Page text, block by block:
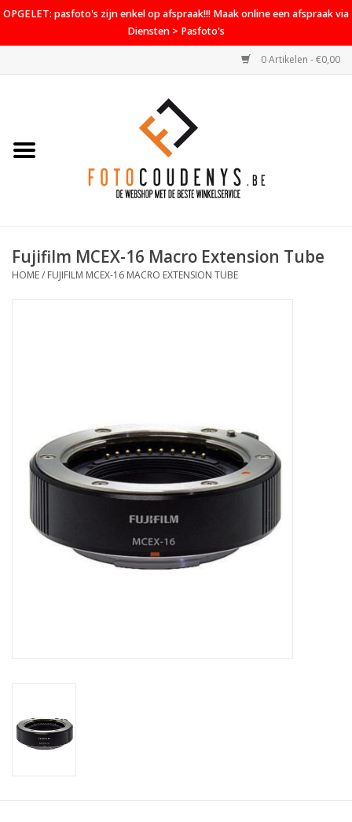
OPGELET: pasfoto's zijn enkel op afspraak!!! Maak online een afspraak via
Diensten > Pasfoto's
0 Artikelen - €0,00
Home
PROMO
Fujifilm MCEX-16 Macro Extension Tube
HOME/ FUJIFILM MCEX-16 MACRO EXTENSION TUBE